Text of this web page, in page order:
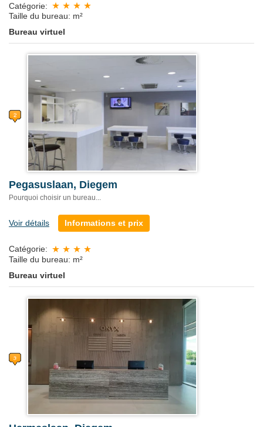
Catégorie:
Taille du bureau: m²
Bureau virtuel
Pegasuslaan, Diegem
Pourquoi choisir un bureau...
Voir détails Informations et prix
Catégorie:
Taille du bureau: m²
Bureau virtuel